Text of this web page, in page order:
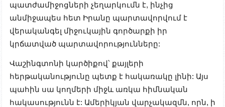
պատժամիջոցների չեղարկումն է, ինչից
անմիջապես հետ Իրանը պարտավորվում է
վերականգել միջուկային գործարքի իր
կրճատված պարտավորությունները:
Վաշինգտոնի կարծիքով՝ քայլերի
հերթականությունը պետք է հակառակը լինի: Այս
պահին սա կողմերի միջև առկա հիմնական
հակասությունն է: Ամերիկյան վարչակազմն, որն, ի